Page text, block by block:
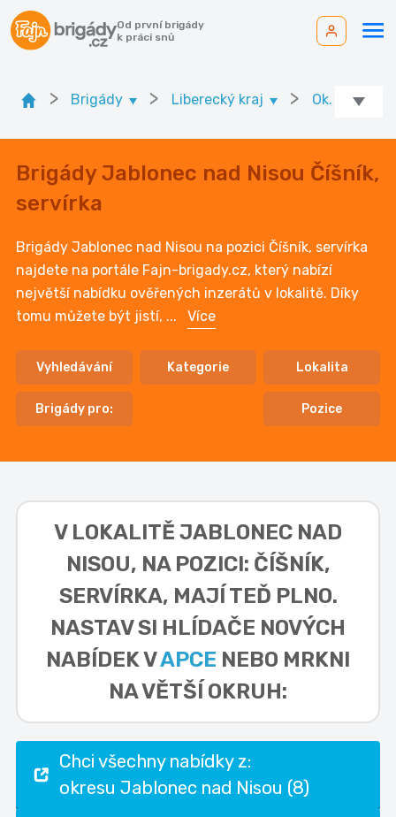
Od první brigády
k práci snů
> Brigády > Liberecký kraj > Ok.
Brigády Jablonec nad Nisou Číšník,
servírka
Brigády Jablonec nad Nisou na pozici Číšník, servírka
najdete na portále Fajn-brigady.cz, který nabízí
největší nabídku ověřených inzerátů v lokalitě. Díky
tomu můžete být jistí, ... Více
Vyhledávání Kategorie Lokalita
Brigády pro: Pozice
V LOKALITĚ JABLONEC NAD
NISOU, NA POZICI: ČÍŠNÍK,
SERVÍRKA, MAJÍ TEĎ PLNO.
NASTAV SI HLÍDAČE NOVÝCH
NABÍDEK VAPCE NEBO MRKNI
NA VĚTŠÍ OKRUH:
Chci všechny nabídky z:
okresu Jablonec nad Nisou (8)